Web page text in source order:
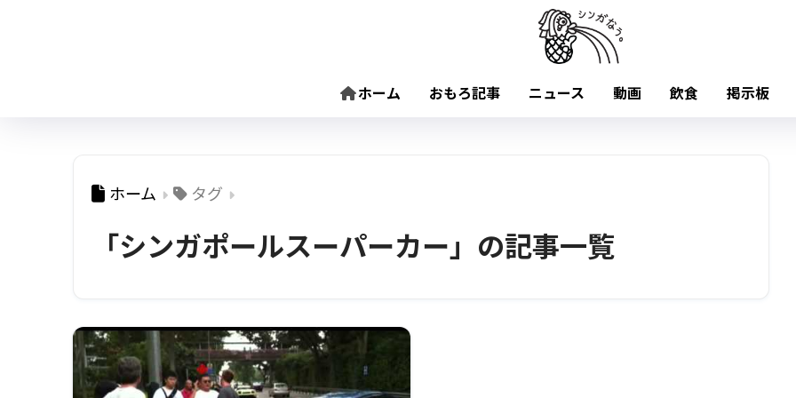
ホーム おもろ記事 ニュース 動画 飲食 掲示板
ホーム タグ
「シンガポールスーパーカー」の記事一覧